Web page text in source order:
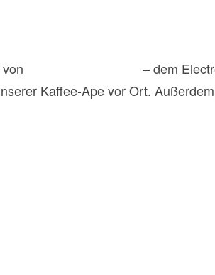
– dem
Kaffee-Ape vor Ort.